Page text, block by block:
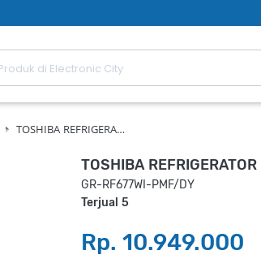
TOSHIBA REFRIGERA…
TOSHIBA
GR-RF677WI-PMF/DY
Terjual 5
Rp. 10.949.000